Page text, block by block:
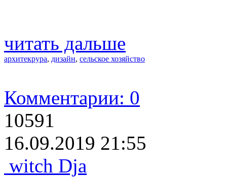
читать дальше
архитекрура, дизайн, сельское хозяйство
Комментарии: 0
10591
16.09.2019 21:55
witch Dja